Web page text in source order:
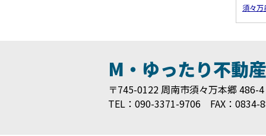
須々万
M・ゆったり不動産
〒745-0122 周南市須々万本郷 486-4
TEL：090-3371-9706 FAX：0834-